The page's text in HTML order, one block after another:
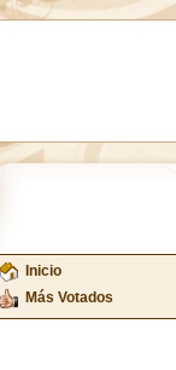
Inicio
Más Votados